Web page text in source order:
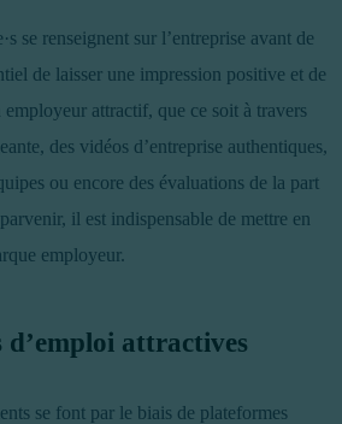
se renseignent sur l’entreprise avant de
de laisser une impression positive et de
attractif, que ce soit à travers
des vidéos d’entreprise authentiques,
ou encore des évaluations de la part
il est indispensable de mettre en
employeur.
d’emploi attractives
se font par le biais de plateformes